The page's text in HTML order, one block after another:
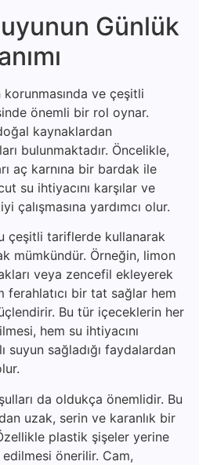
Günlük
korunmasında ve çeşitli
önemli bir rol oynar.
kaynaklardan
bulunmaktadır. Öncelikle,
aç karnına bir bardak ile
su ihtiyacını karşılar ve
çalışmasına yardımcı olur.
çeşitli tariflerde kullanarak
mümkündür. Örneğin, limon
veya zencefil ekleyerek
ferahlatıcı bir tat sağlar hem
Bu tür içeceklerin her
hem su ihtiyacını
suyun sağladığı faydalardan
da oldukça önemlidir. Bu
uzak, serin ve karanlık bir
plastik şişeler yerine
önerilir. Cam,